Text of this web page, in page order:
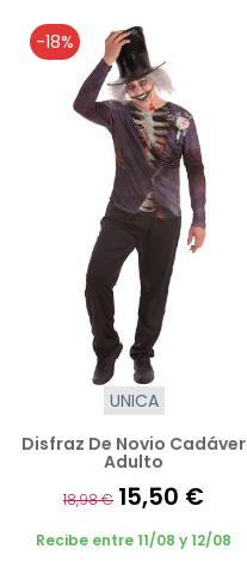
-18%
UNICA
Disfraz De Novio Cadáver
Adulto
18,98 € 15,50 €
Recibe entre 11/08 y 12/08